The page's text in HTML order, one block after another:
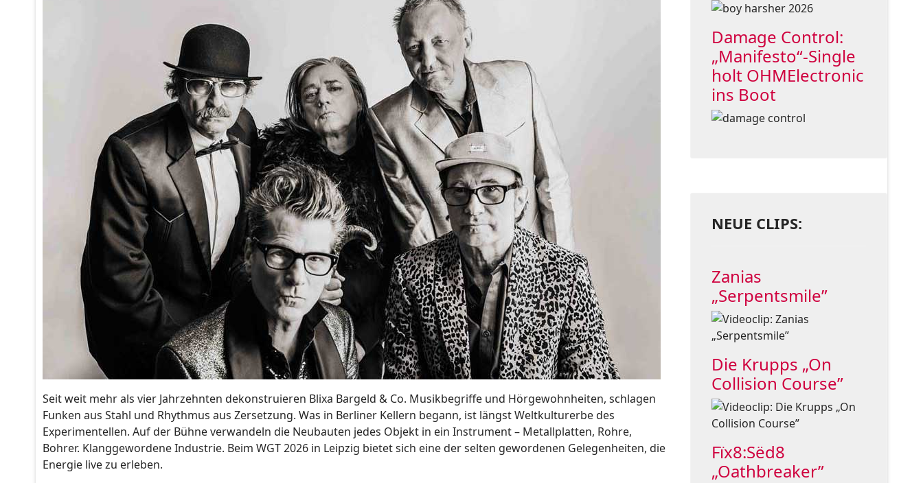
Seit weit mehr als vier Jahrzehnten dekonstruieren Blixa Bargeld & Co. Musikbegriffe und Hörgewohnheiten, schlagen
Funken aus Stahl und Rhythmus aus Zersetzung. Was in Berliner Kellern begann, ist längst Weltkulturerbe des
Experimentellen. Auf der Bühne verwandeln die Neubauten jedes Objekt in ein Instrument – Metallplatten, Rohre,
Bohrer. Klanggewordene Industrie. Beim WGT 2026 in Leipzig bietet sich eine der selten gewordenen Gelegenheiten, die
Energie live zu erleben.
Damage Control:
„Manifesto“-Single
holt OHMElectronic
ins Boot
NEUE CLIPS:
Zanias
„Serpentsmile”
Die Krupps „On
Collision Course”
Fïx8:Sëd8
„Oathbreaker”